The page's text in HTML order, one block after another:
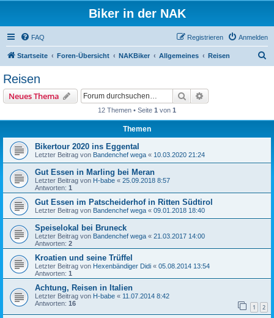
Biker in der NAK
FAQ Anmelden
Registrieren
Startseite Foren-Übersicht NAKBiker Allgemeines Reisen
Reisen
Neues Thema Suche
12 Themen • Seite 1 von 1
Themen
Bikertour 2020 ins Eggental
Letzter Beitrag von Bandenchef wega « 10.03.2020 21:24
Gut Essen in Marling bei Meran
Letzter Beitrag von H-babe « 25.09.2018 8:57
Antworten: 1
Gut Essen im Patscheiderhof in Ritten Südtirol
Letzter Beitrag von Bandenchef wega « 09.01.2018 18:40
Speiselokal bei Bruneck
Letzter Beitrag von Bandenchef wega « 21.03.2017 14:00
Antworten: 2
Kroatien und seine Trüffel
Letzter Beitrag von Hexenbändiger Didi « 05.08.2014 13:54
Antworten: 1
Achtung, Reisen in Italien
Letzter Beitrag von H-babe « 11.07.2014 8:42
Antworten: 16 1 2